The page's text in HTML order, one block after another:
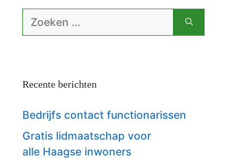
Zoek
Recente berichten
Bedrijfs contact functionarissen
Gratis lidmaatschap voor
alle Haagse inwoners